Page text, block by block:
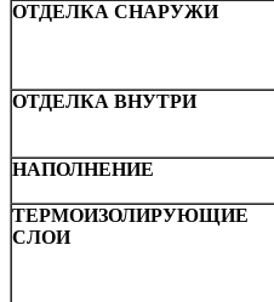
ОТДЕЛКА СНАРУЖИ
ОТДЕЛКА ВНУТРИ
НАПОЛНЕНИЕ
ТЕРМОИЗОЛИРУЮЩИЕ
СЛОИ